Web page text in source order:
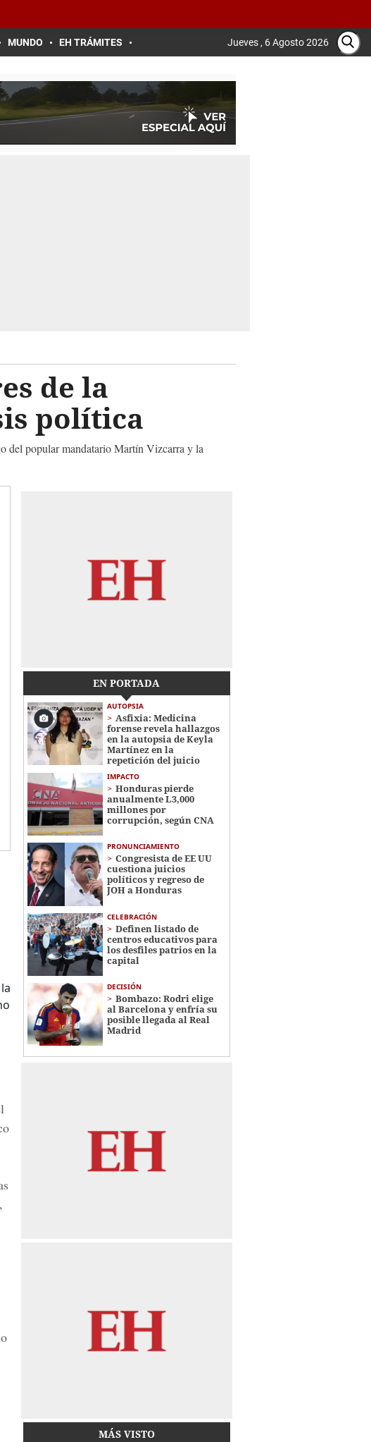
MUNDO EH TRÁMITES Jueves , 6 Agosto 2026
de la
política
del popular mandatario Martín Vizcarra y la
,
EN PORTADA
AUTOPSIA
Asfixia: Medicina
forense revela hallazgos
en la autopsia de Keyla
Martínez en la
repetición del juicio
IMPACTO
Honduras pierde
anualmente L3,000
millones por
corrupción, según CNA
PRONUNCIAMIENTO
Congresista de EE UU
cuestiona juicios
políticos y regreso de
JOH a Honduras
CELEBRACIÓN
Definen listado de
centros educativos para
los desfiles patrios en la
capital
DECISIÓN
Bombazo: Rodri elige
al Barcelona y enfría su
posible llegada al Real
Madrid
MÁS VISTO